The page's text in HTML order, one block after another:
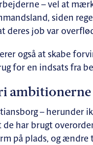
– vel at
siden
deres job var
også at skabe
for en indsats fra
ambitionerne
– herunder
de har brugt
på plads, og